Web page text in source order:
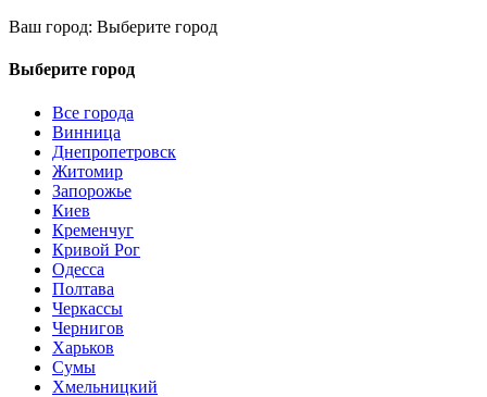
Ваш город: Выберите город
Выберите город
Все города
Винница
Днепропетровск
Житомир
Запорожье
Киев
Кременчуг
Кривой Рог
Одесса
Полтава
Черкассы
Чернигов
Харьков
Сумы
Хмельницкий